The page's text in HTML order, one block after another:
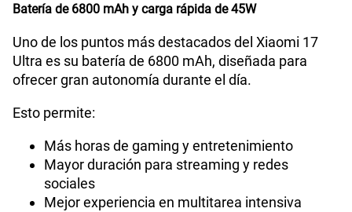
Batería de 6800 mAh y carga rápida de 45W
Uno de los puntos más destacados del Xiaomi 17
Ultra es su batería de 6800 mAh, diseñada para
ofrecer gran autonomía durante el día.
Esto permite:
Más horas de gaming y entretenimiento
Mayor duración para streaming y redes
sociales
Mejor experiencia en multitarea intensiva